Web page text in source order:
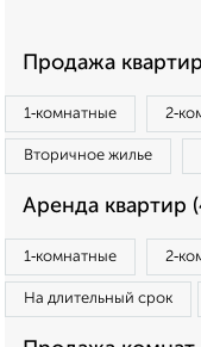
Продажа
1‑комнатные
Вторичное жилье
Аренда квартир
1‑комнатные
На длительный срок